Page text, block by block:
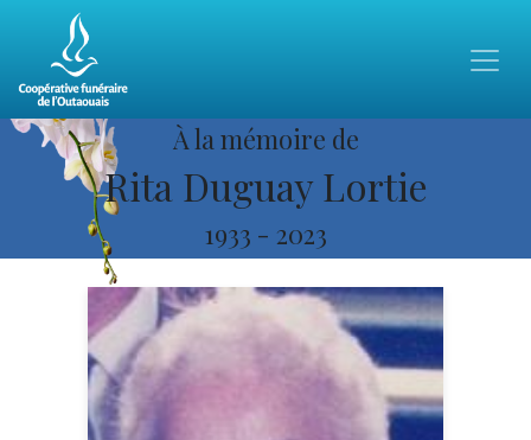
À la mémoire de
Rita Duguay Lortie
1933 - 2023